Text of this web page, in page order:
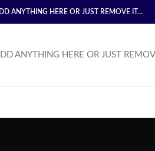
ANYTHING HERE OR JUST REMOVE IT…
ANYTHING HERE OR JUST